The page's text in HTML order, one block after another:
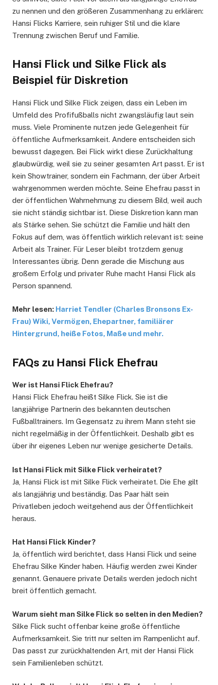
zu nennen und den größeren Zusammenhang zu erklären:
Hansi Flicks Karriere, sein ruhiger Stil und die klare
Trennung zwischen Beruf und Familie.
Hansi Flick und Silke Flick als
Beispiel für Diskretion
Hansi Flick und Silke Flick zeigen, dass ein Leben im
Umfeld des Profifußballs nicht zwangsläufig laut sein
muss. Viele Prominente nutzen jede Gelegenheit für
öffentliche Aufmerksamkeit. Andere entscheiden sich
bewusst dagegen. Bei Flick wirkt diese Zurückhaltung
glaubwürdig, weil sie zu seiner gesamten Art passt. Er ist
kein Showtrainer, sondern ein Fachmann, der über Arbeit
wahrgenommen werden möchte. Seine Ehefrau passt in
der öffentlichen Wahrnehmung zu diesem Bild, weil auch
sie nicht ständig sichtbar ist. Diese Diskretion kann man
als Stärke sehen. Sie schützt die Familie und hält den
Fokus auf dem, was öffentlich wirklich relevant ist: seine
Arbeit als Trainer. Für Leser bleibt trotzdem genug
Interessantes übrig. Denn gerade die Mischung aus
großem Erfolg und privater Ruhe macht Hansi Flick als
Person spannend.
Mehr lesen: Harriet Tendler (Charles Bronsons Ex-
Frau) Wiki, Vermögen, Ehepartner, familiärer
Hintergrund, heiße Fotos, Maße und mehr.
FAQs zu Hansi Flick Ehefrau
Wer ist Hansi Flick Ehefrau?
Hansi Flick Ehefrau heißt Silke Flick. Sie ist die
langjährige Partnerin des bekannten deutschen
Fußballtrainers. Im Gegensatz zu ihrem Mann steht sie
nicht regelmäßig in der Öffentlichkeit. Deshalb gibt es
über ihr eigenes Leben nur wenige gesicherte Details.
Ist Hansi Flick mit Silke Flick verheiratet?
Ja, Hansi Flick ist mit Silke Flick verheiratet. Die Ehe gilt
als langjährig und beständig. Das Paar hält sein
Privatleben jedoch weitgehend aus der Öffentlichkeit
heraus.
Hat Hansi Flick Kinder?
Ja, öffentlich wird berichtet, dass Hansi Flick und seine
Ehefrau Silke Kinder haben. Häufig werden zwei Kinder
genannt. Genauere private Details werden jedoch nicht
breit öffentlich gemacht.
Warum sieht man Silke Flick so selten in den Medien?
Silke Flick sucht offenbar keine große öffentliche
Aufmerksamkeit. Sie tritt nur selten im Rampenlicht auf.
Das passt zur zurückhaltenden Art, mit der Hansi Flick
sein Familienleben schützt.